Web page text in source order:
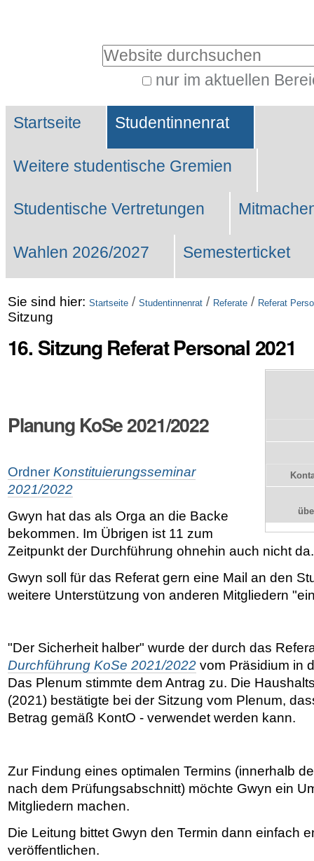
Website durchsuchen
nur im aktuellen
Suche…
Sektionen
Startseite Studentinnenrat
Weitere studentische Gremien
Studentische Vertretungen
Wahlen 2026/2027 Semesterticket
Sie sind hier: Startseite / Studentinnenrat / Referate / Referat
Sitzung
16. Sitzung Referat Personal 2021
Planung KoSe 2021/2022
Ordner Konstituierungsseminar
2021/2022
Gwyn hat das als Orga an die Backe
bekommen. Im Übrigen ist 11 zum
Zeitpunkt der Durchführung ohnehin auch nicht da.
Gwyn soll für das Referat gern eine Mail an den
weitere Unterstützung von anderen Mitgliedern
"Der Sicherheit halber" wurde der durch das
Durchführung KoSe 2021/2022vom Präsidium in
Das Plenum stimmte dem Antrag zu. Die
(2021) bestätigte bei der Sitzung vom Plenum,
Betrag gemäß KontO - verwendet werden kann.
Zur Findung eines optimalen Termins (innerhalb
nach dem Prüfungsabschnitt) möchte Gwyn ein
Mitgliedern machen.
Die Leitung bittet Gwyn den Termin dann einfach
veröffentlichen.